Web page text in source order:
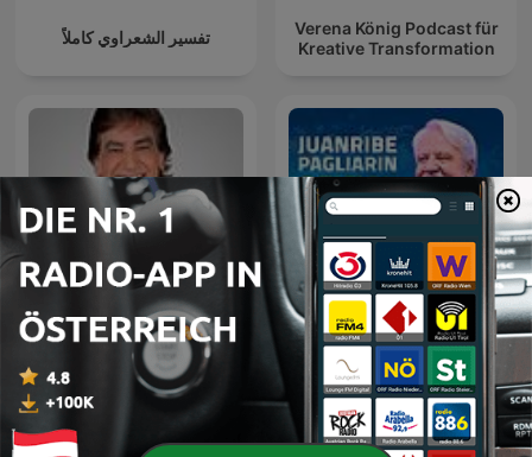
تفسير الشعراوي كاملاً
Verena König Podcast für
Kreative Transformation
Dante Gebel Live Juanribe